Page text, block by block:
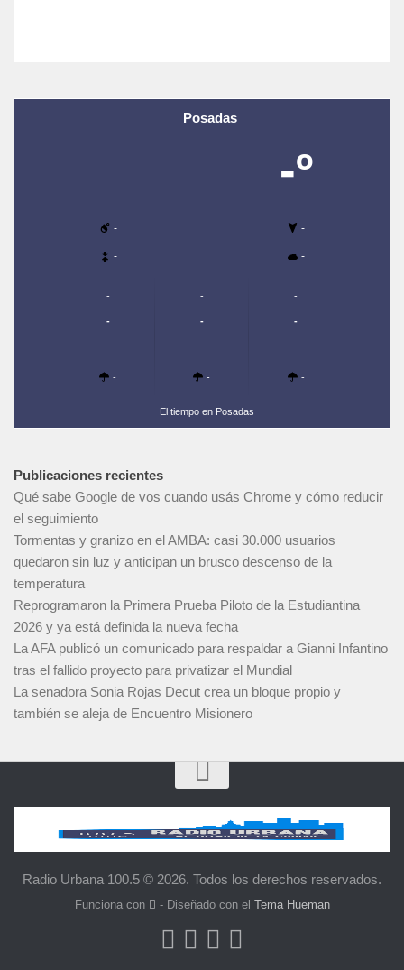
Posadas
-º
- -
- -
-
-
-
-
-
-
-
-
-
El tiempo en Posadas
Publicaciones recientes
Qué sabe Google de vos cuando usás Chrome y cómo reducir
el seguimiento
Tormentas y granizo en el AMBA: casi 30.000 usuarios
quedaron sin luz y anticipan un brusco descenso de la
temperatura
Reprogramaron la Primera Prueba Piloto de la Estudiantina
2026 y ya está definida la nueva fecha
La AFA publicó un comunicado para respaldar a Gianni Infantino
tras el fallido proyecto para privatizar el Mundial
La senadora Sonia Rojas Decut crea un bloque propio y
también se aleja de Encuentro Misionero
Radio Urbana 100.5 © 2026. Todos los derechos reservados.
Funciona con - Diseñado con el Tema Hueman